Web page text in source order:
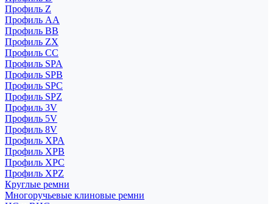
Профиль Z
Профиль АА
Профиль BB
Профиль ZX
Профиль CC
Профиль SPA
Профиль SPB
Профиль SPC
Профиль SPZ
Профиль 3V
Профиль 5V
Профиль 8V
Профиль XPA
Профиль XPB
Профиль XPC
Профиль XPZ
Круглые ремни
Многоручьевые клиновые ремни